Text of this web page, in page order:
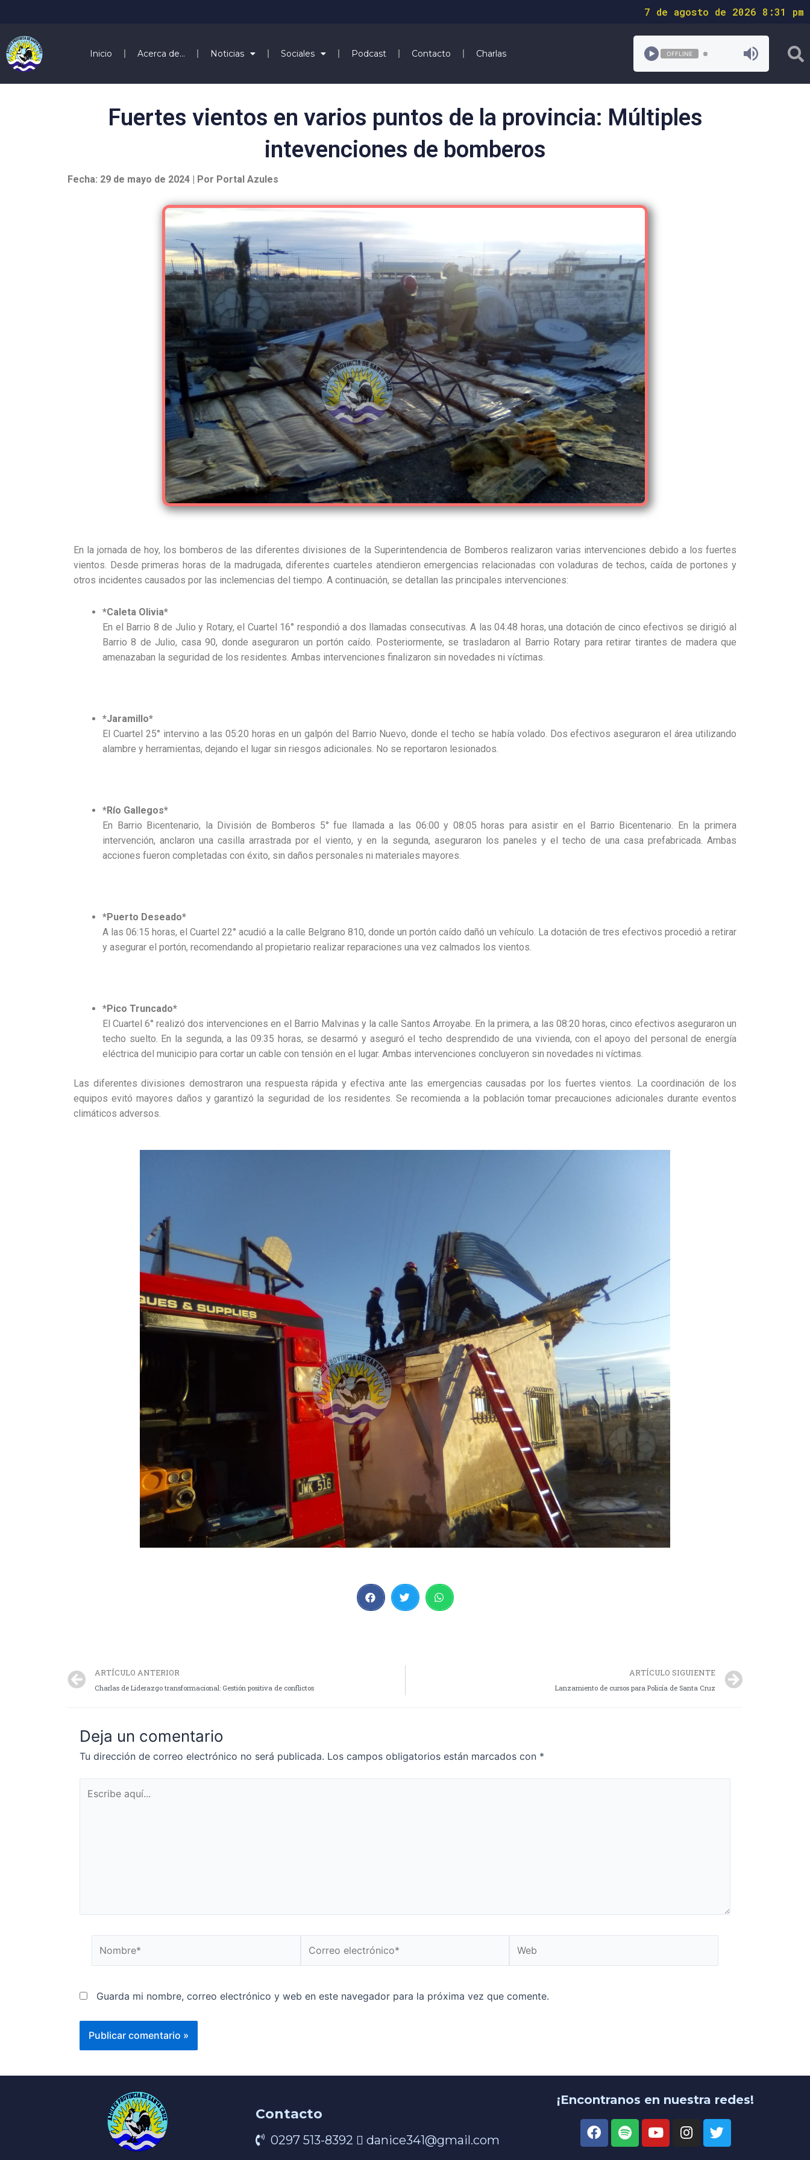
7 de agosto de 2026 8:31 pm
Inicio Acerca de… Noticias Sociales Podcast Contacto Charlas OFFLINE
Fuertes vientos en varios puntos de la provincia: Múltiples
intevenciones de bomberos
Fecha: 29 de mayo de 2024 | Por Portal Azules
En la jornada de hoy, los bomberos de las diferentes divisiones de la Superintendencia de Bomberos realizaron varias intervenciones debido a los fuertes
vientos. Desde primeras horas de la madrugada, diferentes cuarteles atendieron emergencias relacionadas con voladuras de techos, caída de portones y
otros incidentes causados por las inclemencias del tiempo. A continuación, se detallan las principales intervenciones:
*Caleta Olivia*
En el Barrio 8 de Julio y Rotary, el Cuartel 16° respondió a dos llamadas consecutivas. A las 04:48 horas, una dotación de cinco efectivos se dirigió al
Barrio 8 de Julio, casa 90, donde aseguraron un portón caído. Posteriormente, se trasladaron al Barrio Rotary para retirar tirantes de madera que
amenazaban la seguridad de los residentes. Ambas intervenciones finalizaron sin novedades ni víctimas.
*Jaramillo*
El Cuartel 25° intervino a las 05:20 horas en un galpón del Barrio Nuevo, donde el techo se había volado. Dos efectivos aseguraron el área utilizando
alambre y herramientas, dejando el lugar sin riesgos adicionales. No se reportaron lesionados.
*Río Gallegos*
En Barrio Bicentenario, la División de Bomberos 5° fue llamada a las 06:00 y 08:05 horas para asistir en el Barrio Bicentenario. En la primera
intervención, anclaron una casilla arrastrada por el viento, y en la segunda, aseguraron los paneles y el techo de una casa prefabricada. Ambas
acciones fueron completadas con éxito, sin daños personales ni materiales mayores.
*Puerto Deseado*
A las 06:15 horas, el Cuartel 22° acudió a la calle Belgrano 810, donde un portón caído dañó un vehículo. La dotación de tres efectivos procedió a retirar
y asegurar el portón, recomendando al propietario realizar reparaciones una vez calmados los vientos.
*Pico Truncado*
El Cuartel 6° realizó dos intervenciones en el Barrio Malvinas y la calle Santos Arroyabe. En la primera, a las 08:20 horas, cinco efectivos aseguraron un
techo suelto. En la segunda, a las 09:35 horas, se desarmó y aseguró el techo desprendido de una vivienda, con el apoyo del personal de energía
eléctrica del municipio para cortar un cable con tensión en el lugar. Ambas intervenciones concluyeron sin novedades ni víctimas.
Las diferentes divisiones demostraron una respuesta rápida y efectiva ante las emergencias causadas por los fuertes vientos. La coordinación de los
equipos evitó mayores daños y garantizó la seguridad de los residentes. Se recomienda a la población tomar precauciones adicionales durante eventos
climáticos adversos.
ARTÍCULO ANTERIOR
Charlas de Liderazgo transformacional: Gestión positiva de conflictos
ARTÍCULO SIGUIENTE
Lanzamiento de cursos para Policía de Santa Cruz
Deja un comentario
Tu dirección de correo electrónico no será publicada. Los campos obligatorios están marcados con *
Guarda mi nombre, correo electrónico y web en este navegador para la próxima vez que comente.
Contacto
0297 513-8392 danice341@gmail.com
¡Encontranos en nuestra redes!